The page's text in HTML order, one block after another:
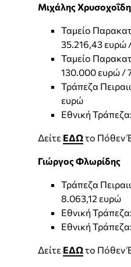
Μιχάλης
Ταμείο
35.216,43 ευρώ
Ταμείο
130.000 ευρώ /
Τράπεζα
ευρώ
Εθνική
Δείτε ΕΔΩτο Πόθεν
Γιώργος Φλωρίδης
Τράπεζα
8.063,12 ευρώ
Εθνική
Εθνική
Δείτε ΕΔΩτο Πόθεν